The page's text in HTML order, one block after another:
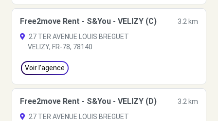
Free2move Rent - S&You - VELIZY (C)
3.2 km
27 TER AVENUE LOUIS BREGUET
VELIZY, FR-78, 78140
Voir l'agence
Free2move Rent - S&You - VELIZY (D)
3.2 km
27 TER AVENUE LOUIS BREGUET